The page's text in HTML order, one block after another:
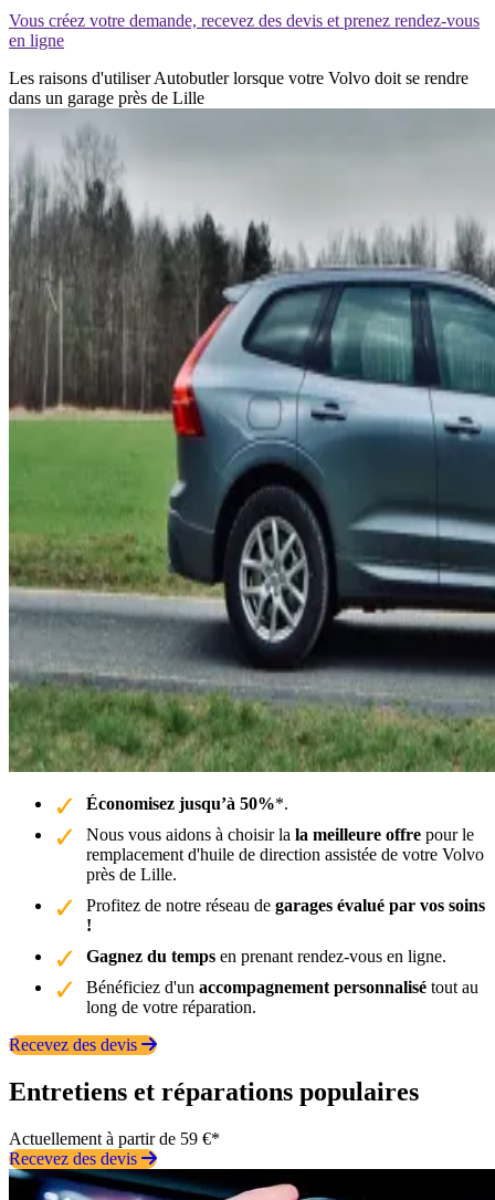
Vous créez votre demande, recevez des devis et prenez rendez-vous
en ligne
Les raisons d'utiliser Autobutler lorsque votre Volvo doit se rendre
dans un garage près de Lille
Économisez jusqu’à 50%*.
Nous vous aidons à choisir la la meilleure offre pour le
remplacement d'huile de direction assistée de votre Volvo
près de Lille.
Profitez de notre réseau de garages évalué par vos soins
!
Gagnez du temps en prenant rendez-vous en ligne.
Bénéficiez d'un accompagnement personnalisé tout au
long de votre réparation.
Recevez des devis
Entretiens et réparations populaires
Actuellement à partir de 59 €*
Recevez des devis